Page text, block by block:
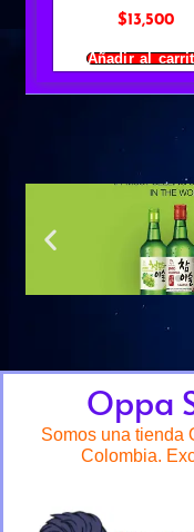
$13,500
Añadir al
Oppa
Somos una tienda
Colombia.